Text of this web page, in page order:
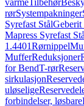
varmeTilbehør
rørSystempakninger
Syrefast StålGeberit
Mapress Syrefast
1.4401Rørnippel
MufferReduksjoner
for BendT-rør
sirkulasjon
uløselige
forbindelser, løsbare